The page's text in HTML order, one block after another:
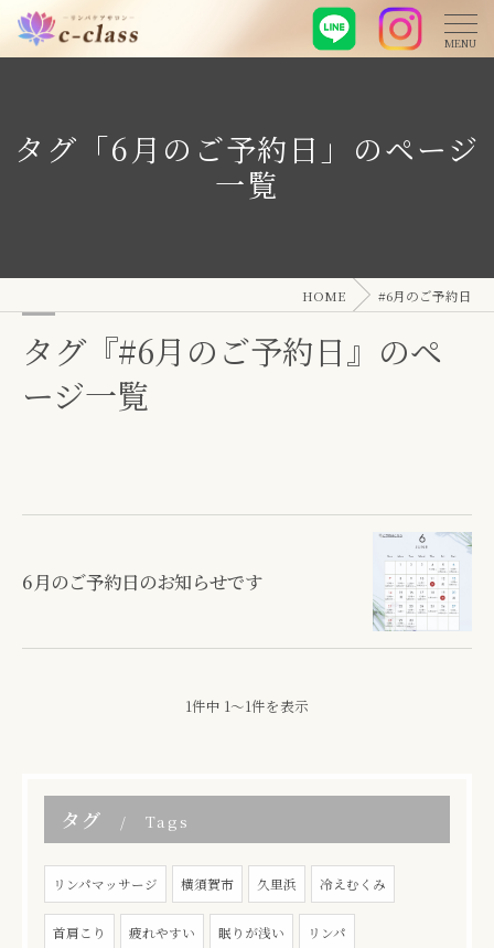
タグ「6月のご予約日」のページ
一覧
HOME #6月のご予約日
タグ『#6月のご予約日』のペ
ージ一覧
6月のご予約日のお知らせです
1件中 1～1件を表示
タグ Tags
リンパマッサージ 横須賀市 久里浜 冷えむくみ
首肩こり 疲れやすい 眠りが浅い リンパ